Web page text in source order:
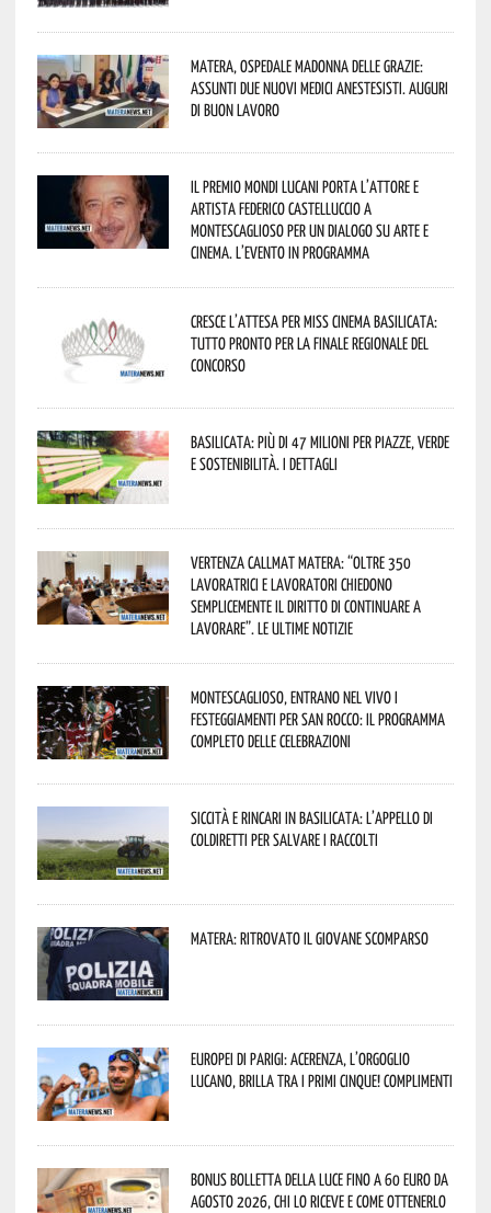
Matera, Ospedale Madonna delle Grazie:
assunti due nuovi medici anestesisti. Auguri
di buon lavoro
Il Premio Mondi Lucani porta l’attore e
artista Federico Castelluccio a
Montescaglioso per un dialogo su arte e
cinema. L’evento in programma
Cresce l’attesa per Miss Cinema Basilicata:
tutto pronto per la finale regionale del
concorso
Basilicata: più di 47 milioni per piazze, verde
e sostenibilità. I dettagli
Vertenza CallMat Matera: “Oltre 350
lavoratrici e lavoratori chiedono
semplicemente il diritto di continuare a
lavorare”. Le ultime notizie
Montescaglioso, entrano nel vivo i
festeggiamenti per San Rocco: il programma
completo delle celebrazioni
Siccità e rincari in Basilicata: l’appello di
Coldiretti per salvare i raccolti
Matera: ritrovato il giovane scomparso
Europei di Parigi: Acerenza, l’orgoglio
lucano, brilla tra i primi cinque! Complimenti
Bonus bolletta della luce fino a 60 euro da
agosto 2026, chi lo riceve e come ottenerlo